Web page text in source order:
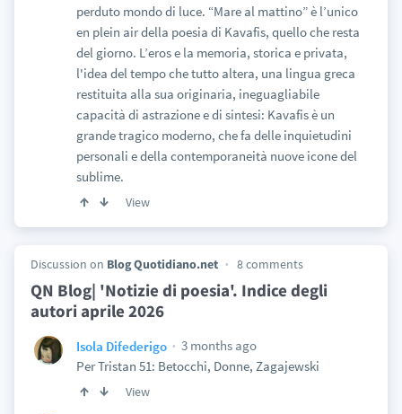
perduto mondo di luce. “Mare al mattino” è l’unico
en plein air della poesia di Kavafis, quello che resta
del giorno. L’eros e la memoria, storica e privata,
l'idea del tempo che tutto altera, una lingua greca
restituita alla sua originaria, ineguagliabile
capacità di astrazione e di sintesi: Kavafis è un
grande tragico moderno, che fa delle inquietudini
personali e della contemporaneità nuove icone del
sublime.
View
Discussion on Blog Quotidiano.net 8 comments
QN Blog| 'Notizie di poesia'. Indice degli
autori aprile 2026
Isola Difederigo
3 months ago
Per Tristan 51: Betocchi, Donne, Zagajewski
View